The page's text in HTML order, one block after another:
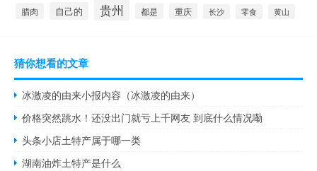
腊肉 自己的 贵州 都是 重庆 长沙 零食 黄山
猜你想看的文章
冰激凌的由来小报内容（冰激凌的由来）
价格突然跳水！还没出门就亏上千网友 到底什么情况嘞
头条小店土特产属于哪一类
湖南油炸土特产是什么